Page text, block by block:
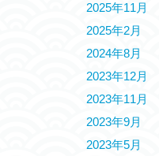
2025年11月
2025年2月
2024年8月
2023年12月
2023年11月
2023年9月
2023年5月